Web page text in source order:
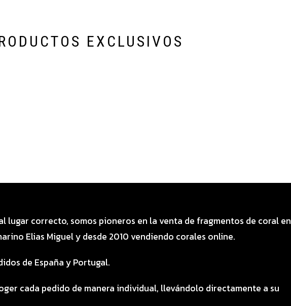
EXCLUSIVOS
lugar correcto, somos pioneros en la venta de fragmentos de coral en
Elias Miguel y desde 2010 vendiendo corales online.
de España y Portugal.
cada pedido de manera individual, llevándolo directamente a su